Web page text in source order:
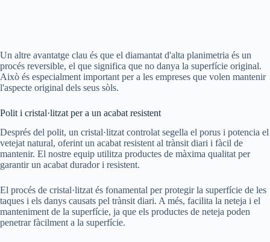
Un altre avantatge clau és que el diamantat d'alta planimetria és un
procés reversible, el que significa que no danya la superfície original.
Això és especialment important per a les empreses que volen mantenir
l'aspecte original dels seus sòls.
Polit i cristal·litzat per a un acabat resistent
Després del polit, un cristal·litzat controlat segella el porus i potencia el
vetejat natural, oferint un acabat resistent al trànsit diari i fàcil de
mantenir. El nostre equip utilitza productes de màxima qualitat per
garantir un acabat durador i resistent.
El procés de cristal·litzat és fonamental per protegir la superfície de les
taques i els danys causats pel trànsit diari. A més, facilita la neteja i el
manteniment de la superfície, ja que els productes de neteja poden
penetrar fàcilment a la superfície.